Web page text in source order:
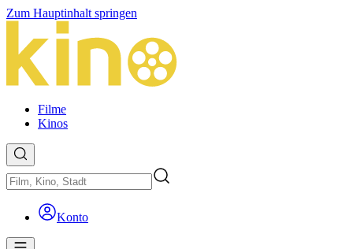
Zum Hauptinhalt springen
Filme
Kinos
Konto